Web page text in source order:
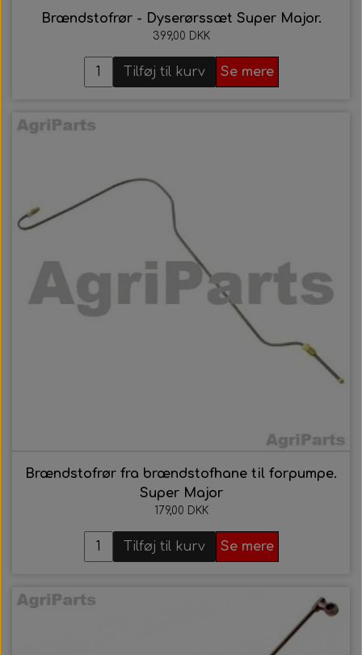
Brændstofrør - Dyserørssæt Super Major.
399,00 DKK
Tilføj til kurv Se mere
Brændstofrør fra brændstofhane til forpumpe.
Super Major
179,00 DKK
Tilføj til kurv Se mere